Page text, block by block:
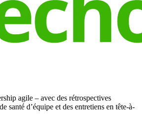
agile – avec des rétrospectives
santé d’équipe et des entretiens en tête-à-